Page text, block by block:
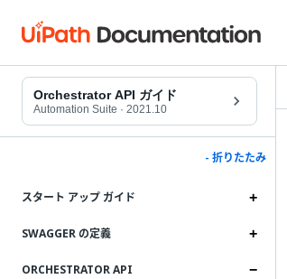
Orchestrator API ガイド
Automation Suite · 2021.10
- 折りたたみ
スタート アップ ガイド
SWAGGER の定義
ORCHESTRATOR API